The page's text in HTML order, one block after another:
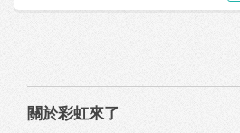
關於彩虹來了